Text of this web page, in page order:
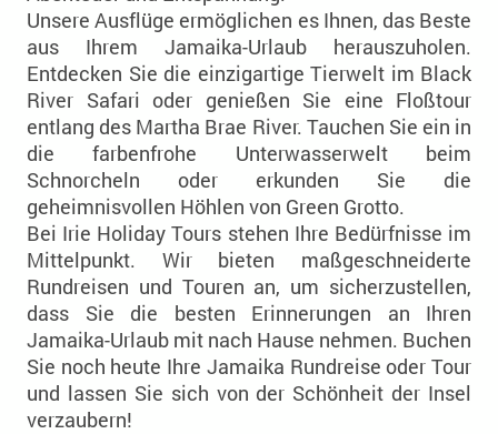
Unsere Ausflüge ermöglichen es Ihnen, das Beste
aus Ihrem Jamaika-Urlaub herauszuholen.
Entdecken Sie die einzigartige Tierwelt im Black
River Safari oder genießen Sie eine Floßtour
entlang des Martha Brae River. Tauchen Sie ein in
die farbenfrohe Unterwasserwelt beim
Schnorcheln oder erkunden Sie die
geheimnisvollen Höhlen von Green Grotto.
Bei Irie Holiday Tours stehen Ihre Bedürfnisse im
Mittelpunkt. Wir bieten maßgeschneiderte
Rundreisen und Touren an, um sicherzustellen,
dass Sie die besten Erinnerungen an Ihren
Jamaika-Urlaub mit nach Hause nehmen. Buchen
Sie noch heute Ihre Jamaika Rundreise oder Tour
und lassen Sie sich von der Schönheit der Insel
verzaubern!